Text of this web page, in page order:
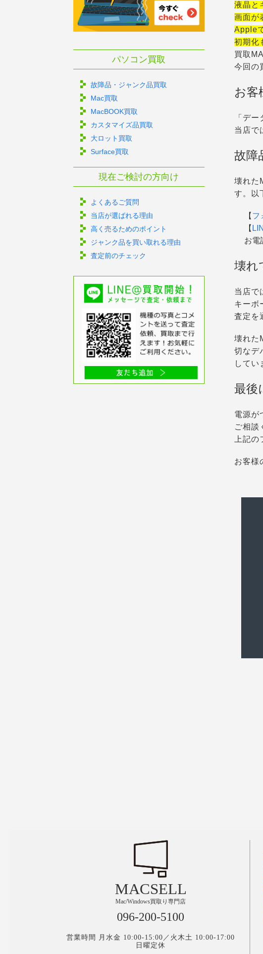
液晶と
画面が
Apple
初期化
買取
今回の
お客
「デ
当店で
故障
壊れた
す。以
【 フ
【
お電
壊れ
当店で
キーボ
査定を
壊れた
切なデ
してい
最後
電源が
ご相談
上記
お客様
パソコン買取
故障品・ジャンク品買取
Mac買取
MacBOOK買取
カスタマイズ品買取
大ロット買取
Surface買取
現在ご検討の方向け
よくあるご質問
当店が選ばれる理由
高く売るためのポイント
ジャンク品を買い取れる理由
査定前のチェック
MACSELL
Mac/Windows買取り専門店
096-200-5100
営業時間 月水金 10:00-15:00／火木土 10:00-17:00
日曜定休